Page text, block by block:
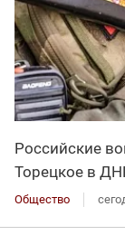
Российские
Торецкое в
Общество